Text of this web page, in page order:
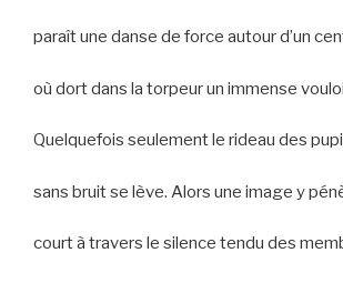
paraît une danse de force autour d’un
où dort dans la torpeur un immense
Quelquefois seulement le rideau des
sans bruit se lève. Alors une image y
court à travers le silence tendu des